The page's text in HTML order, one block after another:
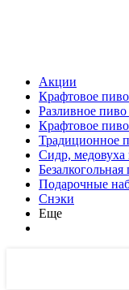
Акции
Крафтовое
Разливное пиво
Крафтовое
Традиционное
Сидр, медовуха
Подарочные
Снэки
Еще